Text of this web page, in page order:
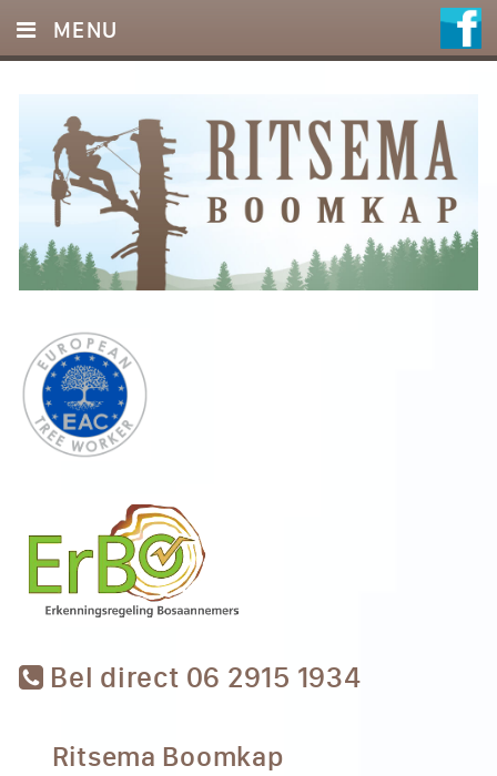
Bel direct 06 2915 1934
MENU
DIENSTEN
FOTO’S
REFERENTIES
OFFERTE
CONTACT
Ritsema Boomkap